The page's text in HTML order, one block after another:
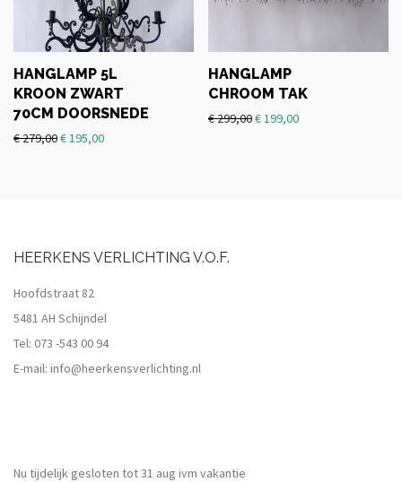
HANGLAMP 5L
KROON ZWART
70CM DOORSNEDE
€279,00€195,00
HANGLAMP
CHROOM TAK
€299,00€199,00
HEERKENS VERLICHTING V.O.F.
Hoofdstraat 82
5481 AH Schijndel
Tel: 073 -543 00 94
E-mail: info@heerkensverlichting.nl
Nu tijdelijk gesloten tot 31 aug ivm vakantie